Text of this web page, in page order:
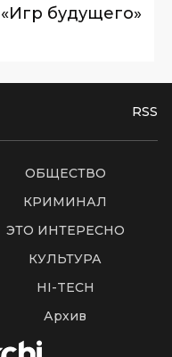
будущего»
RSS
ОБЩЕСТВО
КРИМИНАЛ
ЭТО ИНТЕРЕСНО
КУЛЬТУРА
HI-TECH
Архив